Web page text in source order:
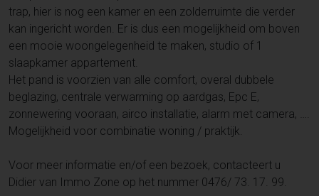
trap, hier is nog een kamer en een zolderruimte die verder
kan ingericht worden. Er is dus een mogelijkheid om boven
een mooie woongelegenheid te maken, studio of 1
slaapkamer appartement.
Het pand is voorzien van alle comfort, overal dubbele
beglazing, centrale verwarming op aardgas, Epc E,
zonnewering vooraan, airco installatie, alarm met camera, ….
Mogelijkheid voor combinatie woning / praktijk.
Voor meer informatie en/of een bezoek, contacteert u
Didier van Immo Zone op het nummer 0476/ 73. 17. 99.